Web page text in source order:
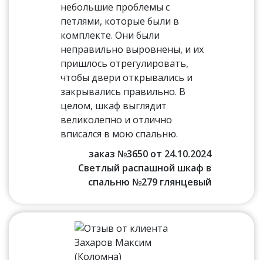
небольшие проблемы с
петлями, которые были в
комплекте. Они были
неправильно выровнены, и их
пришлось отрегулировать,
чтобы двери открывались и
закрывались правильно. В
целом, шкаф выглядит
великолепно и отлично
вписался в мою спальню.
заказ №3650 от 24.10.2024
Светлый распашной шкаф в
спальню №279 глянцевый